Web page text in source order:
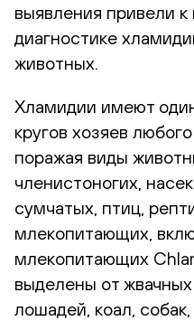
выявления привели
диагностике
животных.
Хламидии имеют
кругов хозяев
поражая виды
членистоногих,
сумчатых, птиц,
млекопитающих,
млекопитающих
выделены от
лошадей, коал,